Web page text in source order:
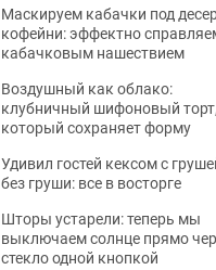
Маскируем кабачки под
кофейни: эффектно
кабачковым нашествием
Воздушный как облако:
клубничный шифоновый торт,
который сохраняет форму
Удивил гостей кексом с
без груши: все в восторге
Шторы устарели: теперь мы
выключаем солнце прямо
стекло одной кнопкой